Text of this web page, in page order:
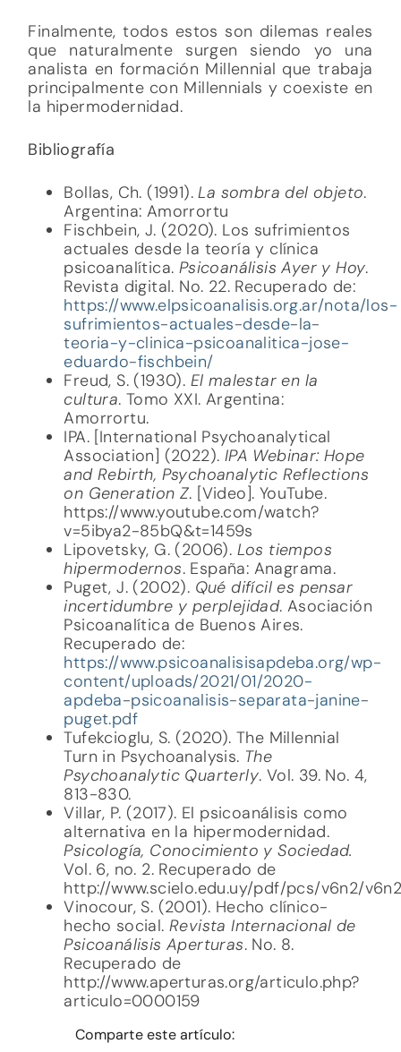
Finalmente, todos estos son dilemas reales
que naturalmente surgen siendo yo una
analista en formación Millennial que trabaja
principalmente con Millennials y coexiste en
la hipermodernidad.
Bibliografía
Bollas, Ch. (1991).La sombra del objeto.
Argentina: Amorrortu
Fischbein, J. (2020). Los sufrimientos
actuales desde la teoría y clínica
psicoanalítica. Psicoanálisis Ayer y Hoy.
Revista digital. No. 22. Recuperado de:
https://www.elpsicoanalisis.org.ar/nota/los-
sufrimientos-actuales-desde-la-
teoria-y-clinica-psicoanalitica-jose-
eduardo-fischbein/
Freud, S. (1930). El malestar en la
cultura. Tomo XXI. Argentina:
Amorrortu.
IPA. [International Psychoanalytical
Association] (2022). IPA Webinar: Hope
and Rebirth, Psychoanalytic Reflections
on Generation Z. [Video]. YouTube.
https://www.youtube.com/watch?
v=5ibya2-85bQ&t=1459s
Lipovetsky, G. (2006). Los tiempos
hipermodernos. España: Anagrama.
Puget, J. (2002). Qué difícil es pensar
incertidumbre y perplejidad. Asociación
Psicoanalítica de Buenos Aires.
Recuperado de:
https://www.psicoanalisisapdeba.org/wp-
content/uploads/2021/01/2020-
apdeba-psicoanalisis-separata-janine-
puget.pdf
Tufekcioglu, S. (2020). The Millennial
Turn in Psychoanalysis. The
Psychoanalytic Quarterly. Vol. 39. No. 4,
813-830.
Villar, P. (2017). El psicoanálisis como
alternativa en la hipermodernidad.
Psicología, Conocimiento y Sociedad.
Vol. 6, no. 2. Recuperado de
http://www.scielo.edu.uy/pdf/pcs/v6n2/
Vinocour, S. (2001). Hecho clínico-
hecho social. Revista Internacional de
Psicoanálisis Aperturas. No. 8.
Recuperado de
http://www.aperturas.org/articulo.php?
articulo=0000159
Comparte este artículo: